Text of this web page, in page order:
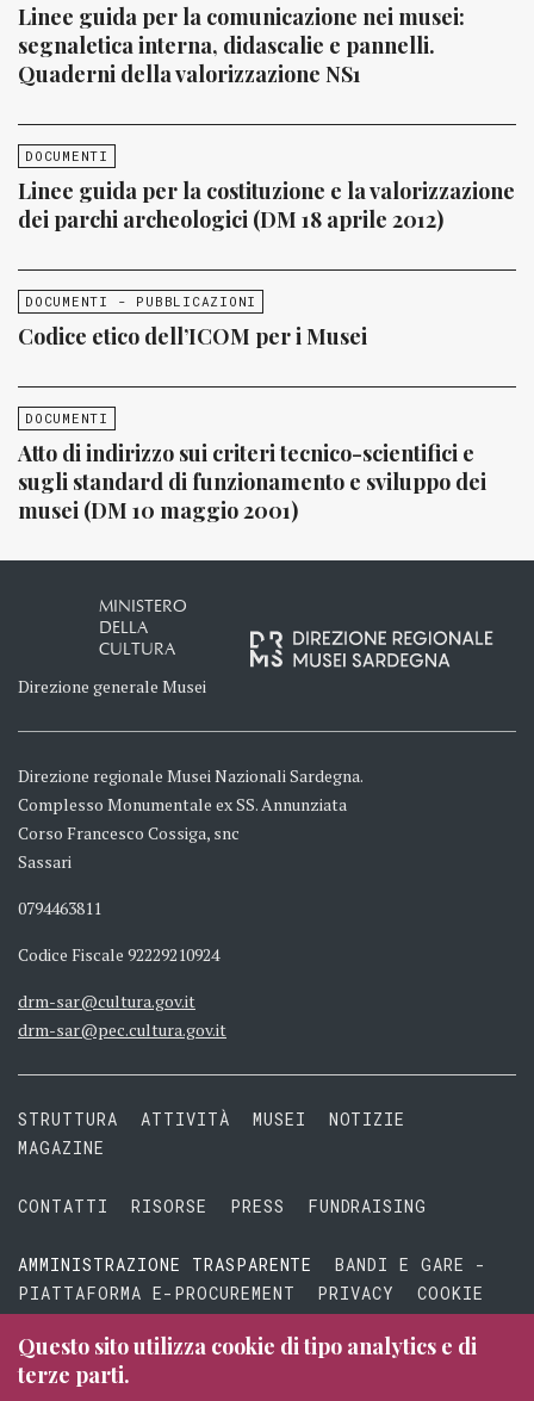
Linee guida per la comunicazione nei musei:
segnaletica interna, didascalie e pannelli.
Quaderni della valorizzazione NS1
DOCUMENTI
Linee guida per la costituzione e la valorizzazione
dei parchi archeologici (DM 18 aprile 2012)
DOCUMENTI - PUBBLICAZIONI
Codice etico dell’ICOM per i Musei
DOCUMENTI
Atto di indirizzo sui criteri tecnico-scientifici e
sugli standard di funzionamento e sviluppo dei
musei (DM 10 maggio 2001)
MINISTERO
DELLA
CULTURA
Direzione generale Musei
Direzione regionale Musei Nazionali Sardegna.
Complesso Monumentale ex SS. Annunziata
Corso Francesco Cossiga, snc
Sassari
0794463811
Codice Fiscale 92229210924
drm-sar@cultura.gov.it
drm-sar@pec.cultura.gov.it
STRUTTURA ATTIVITÀ MUSEI
NOTIZIE
MAGAZINE
CONTATTI RISORSE PRESS FUNDRAISING
AMMINISTRAZIONE TRASPARENTE
BANDI E GARE -
PIATTAFORMA E-PROCUREMENT
PRIVACY
COOKIE
TERMINI E CONDIZIONI
Questo sito utilizza cookie di tipo analytics e di
terze parti.